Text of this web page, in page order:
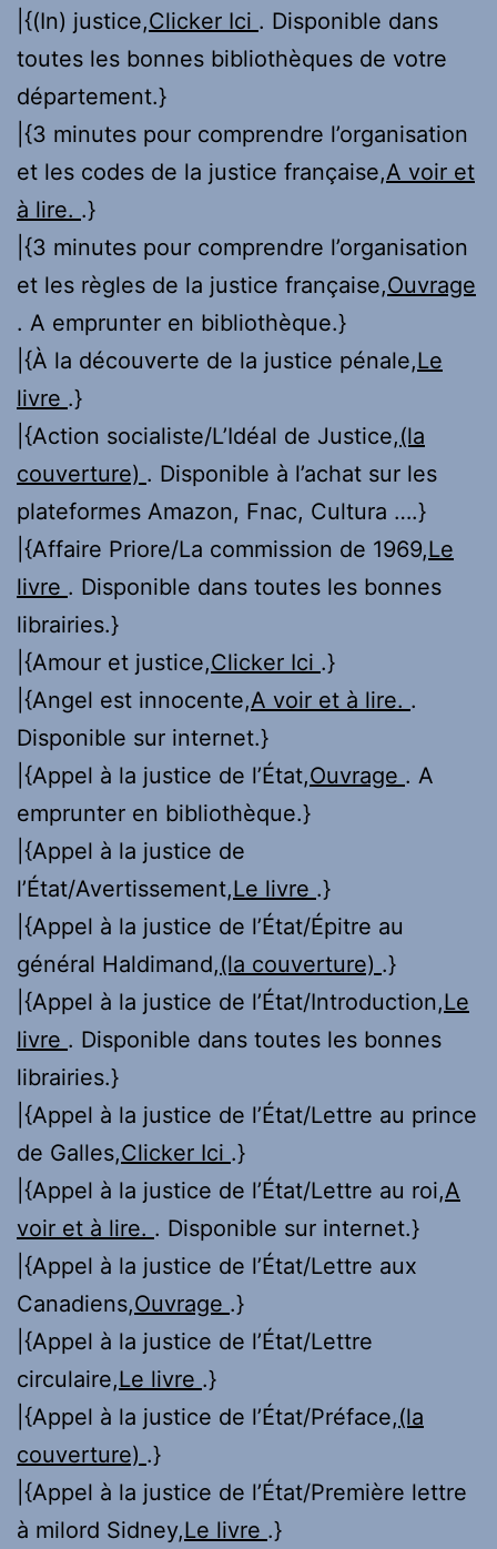
|{(In) justice,Clicker Ici . Disponible dans
toutes les bonnes bibliothèques de votre
département.}
|{3 minutes pour comprendre l’organisation
et les codes de la justice française,A voir et
à lire. .}
|{3 minutes pour comprendre l’organisation
et les règles de la justice française,Ouvrage
. A emprunter en bibliothèque.}
|{À la découverte de la justice pénale,Le
livre .}
|{Action socialiste/L’Idéal de Justice,(la
couverture) . Disponible à l’achat sur les
plateformes Amazon, Fnac, Cultura ….}
|{Affaire Priore/La commission de 1969,Le
livre . Disponible dans toutes les bonnes
librairies.}
|{Amour et justice,Clicker Ici .}
|{Angel est innocente,A voir et à lire. .
Disponible sur internet.}
|{Appel à la justice de l’État,Ouvrage . A
emprunter en bibliothèque.}
|{Appel à la justice de
l’État/Avertissement,Le livre .}
|{Appel à la justice de l’État/Épitre au
général Haldimand,(la couverture) .}
|{Appel à la justice de l’État/Introduction,Le
livre . Disponible dans toutes les bonnes
librairies.}
|{Appel à la justice de l’État/Lettre au prince
de Galles,Clicker Ici .}
|{Appel à la justice de l’État/Lettre au roi,A
voir et à lire. . Disponible sur internet.}
|{Appel à la justice de l’État/Lettre aux
Canadiens,Ouvrage .}
|{Appel à la justice de l’État/Lettre
circulaire,Le livre .}
|{Appel à la justice de l’État/Préface,(la
couverture) .}
|{Appel à la justice de l’État/Première lettre
à milord Sidney,Le livre .}